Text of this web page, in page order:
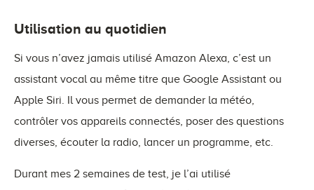
Utilisation au quotidien
Si vous n’avez jamais utilisé Amazon Alexa, c’est un
assistant vocal au même titre que Google Assistant ou
Apple Siri. Il vous permet de demander la météo,
contrôler vos appareils connectés, poser des questions
diverses, écouter la radio, lancer un programme, etc.
Durant mes 2 semaines de test, je l’ai utilisé